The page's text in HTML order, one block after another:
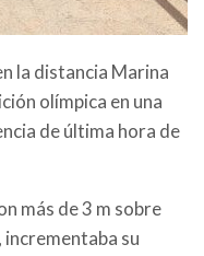
la distancia Marina
olímpica en una
de última hora de
más de 3 m sobre
su